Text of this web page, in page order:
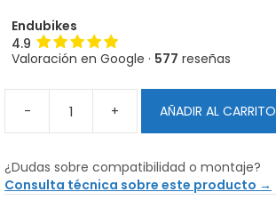
Endubikes
4.9
Valoración en Google · 577 reseñas
-
Camiseta
Troy
Designs
Skyline
+ AÑADIR AL CARRITO
¿Dudas sobre compatibilidad o montaje?
Consulta técnica sobre este producto →